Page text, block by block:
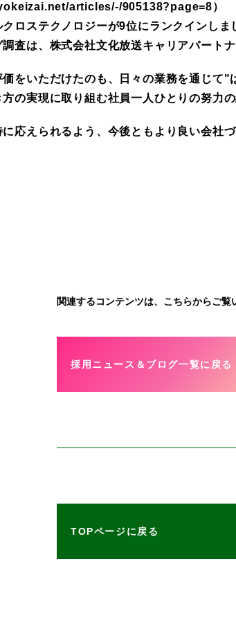
articles/-/905138?page=8）
ロステクノロジーが9位にランクインしま
査は、株式会社文化放送キャリアパートナ
価をいただけたのも、日々の業務を通じ
の実現に取り組む社員一人ひとりの努力
応えられるよう、今後ともより良い会社
関連するコンテンツは、こちらからご覧
採用ニュース＆ブログ一覧に戻る
TOPページに戻る